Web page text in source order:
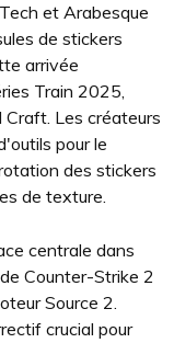
et Arabesque
de stickers
arrivée
Train 2025,
Les créateurs
pour le
des stickers
de texture.
centrale dans
Counter-Strike 2
Source 2.
crucial pour